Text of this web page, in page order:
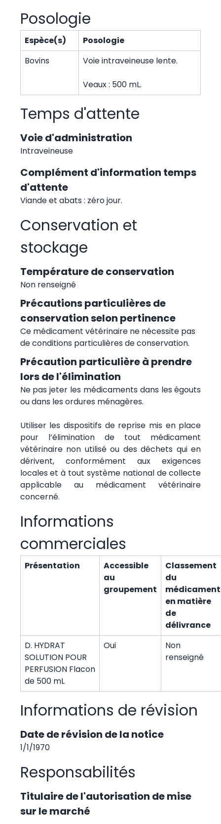
Posologie
Espèce(s)
Posologie
Bovins
Voie intraveineuse lente.
Veaux : 500 mL.
Temps d'attente
Voie d'administration
Intraveineuse
Complément d'information temps
d'attente
Viande et abats : zéro jour.
Conservation et
stockage
Température de conservation
Non renseigné
Précautions particulières de
conservation selon pertinence
Ce médicament vétérinaire ne nécessite pas
de conditions particulières de conservation.
Précaution particulière à prendre
lors de l'élimination
Ne pas jeter les médicaments dans les égouts
ou dans les ordures ménagères.
Utiliser les dispositifs de reprise mis en place
pour l’élimination de tout médicament
vétérinaire non utilisé ou des déchets qui en
dérivent, conformément aux exigences
locales et à tout système national de collecte
applicable au médicament vétérinaire
concerné.
Informations
commerciales
Présentation
Accessible
au
groupement
Classement
du
médicament
en matière
de
délivrance
D. HYDRAT
SOLUTION POUR
PERFUSION Flacon
de 500 mL
Oui
Non
renseigné
Informations de révision
Date de révision de la notice
1/1/1970
Responsabilités
Titulaire de l'autorisation de mise
sur le marché